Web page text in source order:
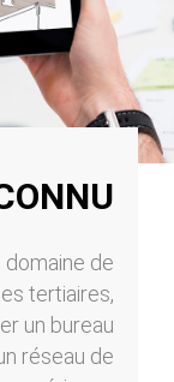
de
tertiaires,
un bureau
réseau de